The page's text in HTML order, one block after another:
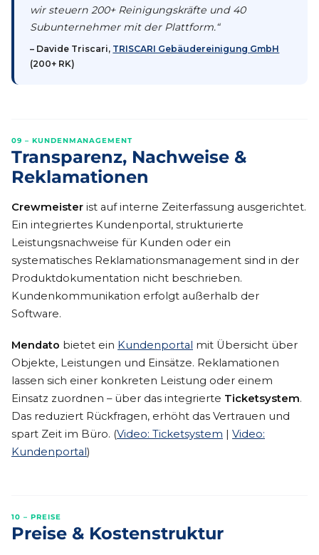
wir steuern 200+ Reinigungskräfte und 40
Subunternehmer mit der Plattform.“
– Davide Triscari, TRISCARI Gebäudereinigung GmbH
(200+ RK)
09 – KUNDENMANAGEMENT
Transparenz, Nachweise &
Reklamationen
Crewmeister ist auf interne Zeiterfassung ausgerichtet.
Ein integriertes Kundenportal, strukturierte
Leistungsnachweise für Kunden oder ein
systematisches Reklamationsmanagement sind in der
Produktdokumentation nicht beschrieben.
Kundenkommunikation erfolgt außerhalb der
Software.
Mendato bietet ein Kundenportal mit Übersicht über
Objekte, Leistungen und Einsätze. Reklamationen
lassen sich einer konkreten Leistung oder einem
Einsatz zuordnen – über das integrierte Ticketsystem.
Das reduziert Rückfragen, erhöht das Vertrauen und
spart Zeit im Büro. (Video: Ticketsystem | Video:
Kundenportal)
10 – PREISE
Preise & Kostenstruktur